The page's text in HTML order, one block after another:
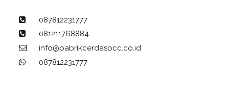
087812231777
081211768884
info@pabrikcerdaspcc.co.id
087812231777